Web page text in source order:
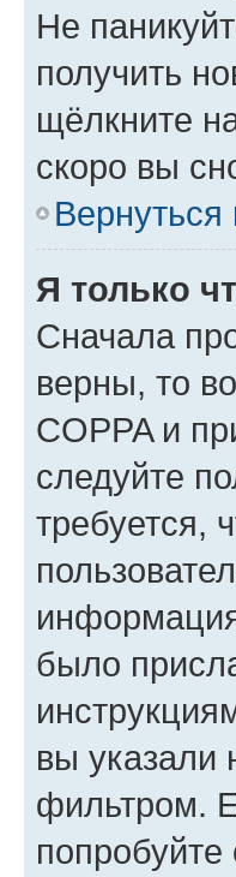
Не
получить
щёлкните
скоро вы
Вернуться
Я только
Сначала
верны, то
COPPA и
следуйте
требуется,
было
вы указали
фильтром.
попробуйте